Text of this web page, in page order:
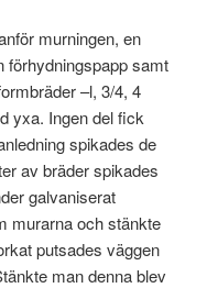
murningen, en
förhydningspapp samt
–l, 3/4, 4
yxa. Ingen del fick
spikades de
av bräder spikades
galvaniserat
murarna och stänkte
putsades väggen
man denna blev